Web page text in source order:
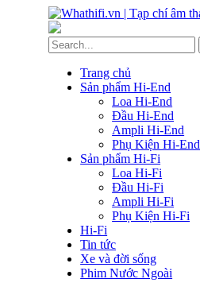
Trang chủ
Sản phẩm Hi-End
Loa Hi-End
Đầu Hi-End
Ampli Hi-End
Phụ Kiện Hi-End
Sản phẩm Hi-Fi
Loa Hi-Fi
Đầu Hi-Fi
Ampli Hi-Fi
Phụ Kiện Hi-Fi
Hi-Fi
Tin tức
Xe và đời sống
Phim Nước Ngoài